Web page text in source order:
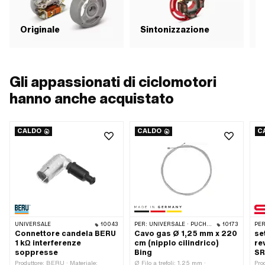
Originale Sintonizzazione
Gli appassionati di ciclomotori
hanno anche acquistato
CALDO
UNIVERSALE 10043
Connettore candela BERU
1 kΩ interferenze
soppresse
Produttore: BERU · Materiale:
CALDO
PER: UNIVERSALE · PUCH · SACHS · ZÜNDAPP BELMONDO · TOMOS · ALPA CHOPPER / TURBO · DKW · OIL / OMC · KREIDLER · MBK / MOTOBÉCANE · MIELE · MONARK · VITTORIA · ZÜNDAPP 10173
Cavo gas Ø 1,25 mm x 220
cm (nipplo cilindrico)
Bing
Ø Filo a trefoli: 1.25 mm ·